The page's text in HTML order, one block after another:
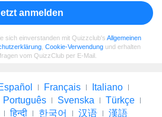
anmelden
sich einverstanden mit Quizzclub's Allgemeinen
Cookie-Verwendung und erhalten
vom QuizzClub per E-Mail.
Français
Italiano
Português Svenska
Türkçe
हिन्दी 한국어 汉语 漢語